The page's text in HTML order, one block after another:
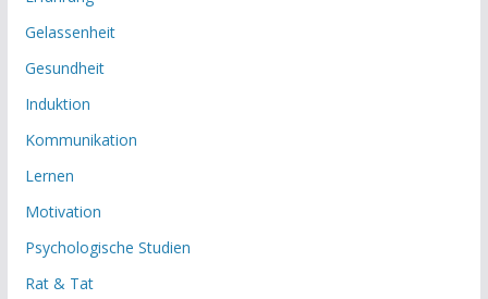
Gelassenheit
Gesundheit
Induktion
Kommunikation
Lernen
Motivation
Psychologische Studien
Rat & Tat